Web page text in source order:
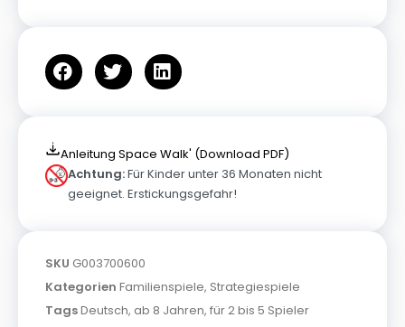
Anleitung Space Walk' (Download PDF)
Achtung:Für Kinder unter 36 Monaten nicht
geeignet. Erstickungsgefahr!
SKU G003700600
Kategorien Familienspiele, Strategiespiele
TagsDeutsch, ab 8 Jahren, für 2 bis 5 Spieler